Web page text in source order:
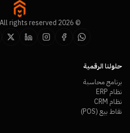
© 2026 Namra Tech. All rights reserved.
حلولنا الرقمية
برنامج محاسبة
نظام ERP
نظام CRM
نقاط بيع (POS)